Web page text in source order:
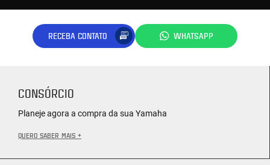
RECEBA CONTATO WHATSAPP
CONSÓRCIO
Planeje agora a compra da sua Yamaha
QUERO SABER MAIS +